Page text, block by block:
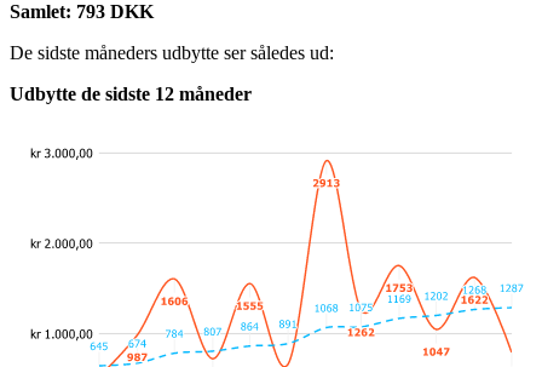
Samlet: 793 DKK
De sidste måneders udbytte ser således ud:
Udbytte de sidste 12 måneder